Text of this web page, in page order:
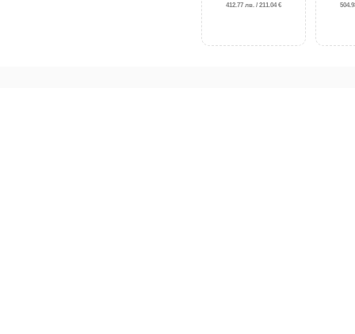
412.77 лв. / 211.04 €